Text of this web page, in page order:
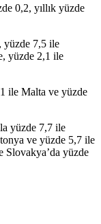
0,2, yıllık yüzde
yüzde 7,5 ile
yüzde 2,1 ile
ile Malta ve yüzde
yüzde 7,7 ile
ve yüzde 5,7 ile
Slovakya’da yüzde